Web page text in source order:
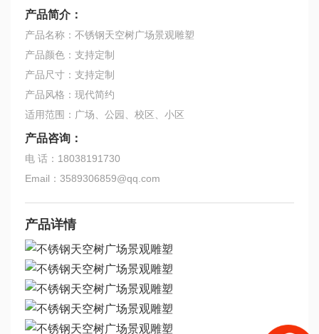
产品简介：
产品名称：不锈钢天空树广场景观雕塑
产品颜色：支持定制
产品尺寸：支持定制
产品风格：现代简约
适用范围：广场、公园、校区、小区
产品咨询：
电 话：18038191730
Email：3589306859@qq.com
产品详情